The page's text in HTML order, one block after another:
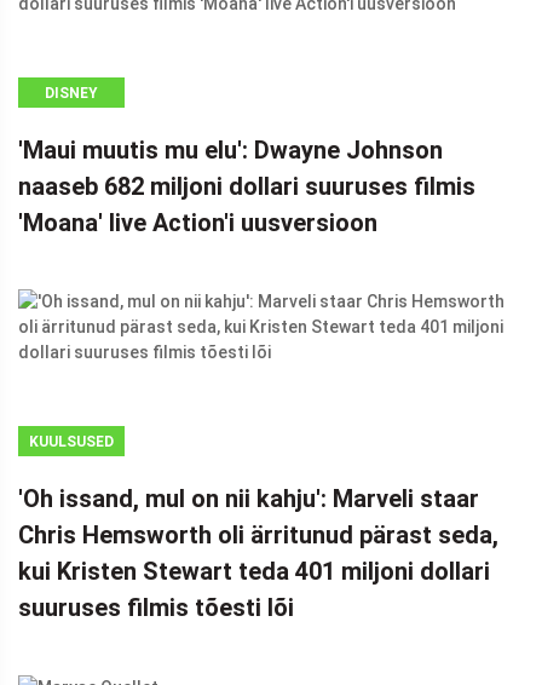
DISNEY
'Maui muutis mu elu': Dwayne Johnson
naaseb 682 miljoni dollari suuruses filmis
'Moana' live Action'i uusversioon
KUULSUSED
'Oh issand, mul on nii kahju': Marveli staar
Chris Hemsworth oli ärritunud pärast seda,
kui Kristen Stewart teda 401 miljoni dollari
suuruses filmis tõesti lõi